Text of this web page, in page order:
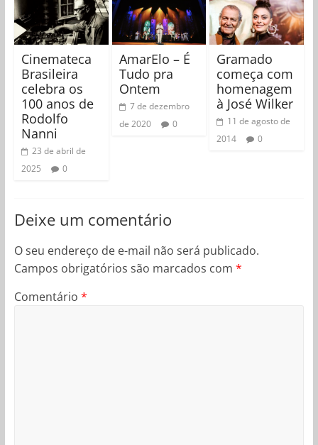
Cinemateca
Brasileira
celebra os
100 anos de
Rodolfo
Nanni
23 de abril de
2025
0
AmarElo – É
Tudo pra
Ontem
7 de dezembro
de 2020
0
Gramado
começa com
homenagem
à José Wilker
11 de agosto de
2014
0
Deixe um comentário
O seu endereço de e-mail não será publicado.
Campos obrigatórios são marcados com *
Comentário *